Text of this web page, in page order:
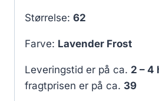
Størrelse: 62
Farve: Lavender Frost
Leveringstid er på ca. 2 – 4
fragtprisen er på ca. 39